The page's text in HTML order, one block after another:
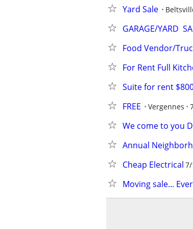
Yard Sale
GARAGE/YARD
Food Vendor/
For Rent Full
Suite for rent
FREE Vergennes
We come to you
Annual
Cheap Electrical
Moving sale...